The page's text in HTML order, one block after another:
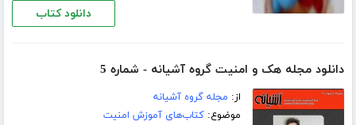
دانلود کتاب
دانلود مجله هک و امنیت گروه آشیانه - شماره 5
از: مجله گروه آشیانه
موضوع:کتاب‌های آموزش امنیت